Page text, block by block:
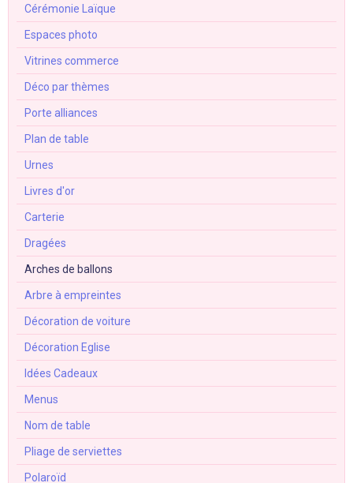
Cérémonie Laïque
Espaces photo
Vitrines commerce
Déco par thèmes
Porte alliances
Plan de table
Urnes
Livres d'or
Carterie
Dragées
Arches de ballons
Arbre à empreintes
Décoration de voiture
Décoration Eglise
Idées Cadeaux
Menus
Nom de table
Pliage de serviettes
Polaroïd